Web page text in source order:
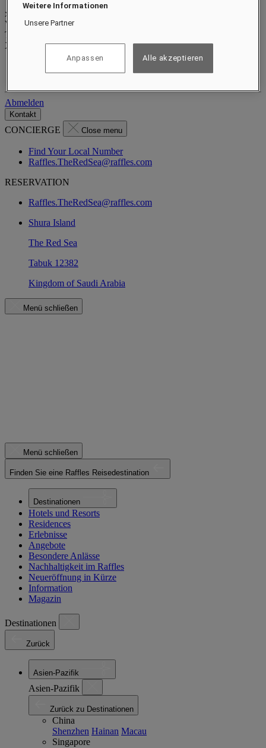
xxxxxxxx
Valid untilxx/xx/xxxx
Treuepunkte
XXX
Ihr Treuekonto
Ihre Buchungen
Abmelden
Kontakt
CONCIERGE Close menu
Find Your Local Number
Raffles.TheRedSea@raffles.com
RESERVATION
Raffles.TheRedSea@raffles.com
Shura Island
The Red Sea
Tabuk 12382
Kingdom of Saudi Arabia
Menü schließen
Menü schließen
Finden Sie eine Raffles Reisedestination
Destinationen
Hotels und Resorts
Residences
Erlebnisse
Angebote
Besondere Anlässe
Nachhaltigkeit im Raffles
Neueröffnung in Kürze
Information
Magazin
Destinationen
Zurück
Asien-Pazifik
Asien-Pazifik
Zurück zu Destinationen
China
Shenzhen Hainan Macau
Singapore
Weitere Informationen
Unsere Partner
Anpassen Alle akzeptieren